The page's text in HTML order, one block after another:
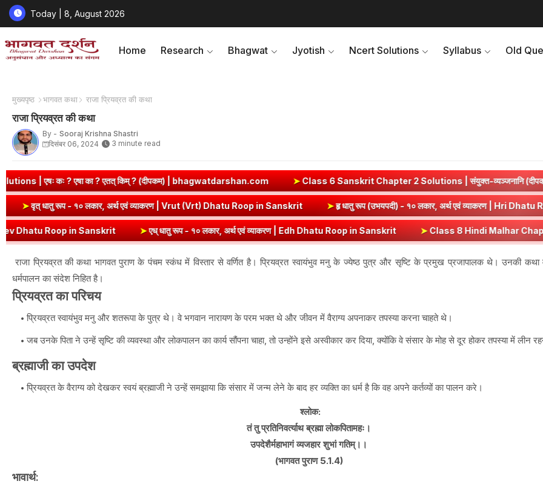
Today | 8, August 2026
Home Research Bhagwat Jyotish Ncert Solutions Syllabus Old
मुख्यपृष्ठ भागवत कथा राजा प्रियव्रत की कथा
राजा प्रियव्रत की कथा
By - Sooraj Krishna Shastri
दिसंबर 06, 2024
3 minute read
का ? एतत् किम् ? (दीपकम) | bhagwatdarshan.com ➤Class 6 Sanskrit Chapter 2 Solutions | संयुक्त-व्यञ्जनानि (दीपकम) |
in Sanskrit ➤वृत् धातु रूप - १० लकार, अर्थ एवं व्याकरण | Vrut (Vrt) Dhatu Roop in Sanskrit ➤हृ धातु रूप (उभयपदी) - १० लकार, अर्थ एवं
in Sanskrit ➤एध् धातु रूप - १० लकार, अर्थ एवं व्याकरण | Edh Dhatu Roop in Sanskrit ➤Class 8 Hindi Malhar Chapter 4 Haridwar |
राजा प्रियव्रत की कथा भागवत पुराण के पंचम स्कंध में विस्तार से वर्णित है। प्रियव्रत स्वायंभुव मनु के ज्येष्ठ पुत्र और सृष्टि के प्रमुख प्रजापालक थे। उनकी कथा
धर्मपालन का संदेश निहित है।
प्रियव्रत का परिचय
प्रियव्रत स्वायंभुव मनु और शतरूपा के पुत्र थे। वे भगवान नारायण के परम भक्त थे और जीवन में वैराग्य अपनाकर तपस्या करना चाहते थे।
जब उनके पिता ने उन्हें सृष्टि की व्यवस्था और लोकपालन का कार्य सौंपना चाहा, तो उन्होंने इसे अस्वीकार कर दिया, क्योंकि वे संसार के मोह से दूर होकर तपस्या में लीन
ब्रह्माजी का उपदेश
प्रियव्रत के वैराग्य को देखकर स्वयं ब्रह्माजी ने उन्हें समझाया कि संसार में जन्म लेने के बाद हर व्यक्ति का धर्म है कि वह अपने कर्तव्यों का पालन करे।
श्लोक:
तं तु प्रतिनिवर्त्याथ ब्रह्मा लोकपितामहः।
उपदेशैर्महाभागं व्यजहार शुभां गतिम्।।
(भागवत पुराण 5.1.4)
भावार्थ: